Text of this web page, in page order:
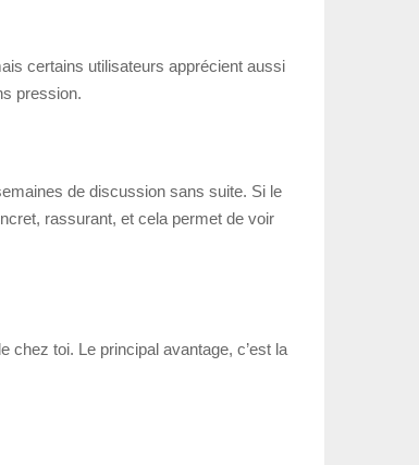
certains utilisateurs apprécient aussi
pression.
de discussion sans suite. Si le
rassurant, et cela permet de voir
toi. Le principal avantage, c’est la